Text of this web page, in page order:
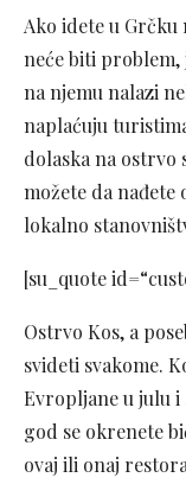
Ako idete u Grčku
neće biti problem,
na njemu nalazi
naplaćuju
dolaska na ostrvo
možete da nađete
lokalno
[su_quote
Ostrvo Kos, a
svideti svakome.
Evropljane u julu i
god se okrenete
ovaj ili onaj